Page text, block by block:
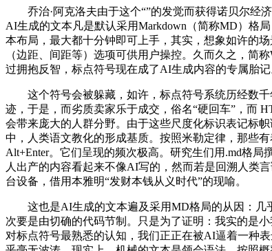
乔治·阿克洛夫由于这个“”的发觉而获得诺贝尔经济
AI生成的文本凡是默认采用Markdown（简称MD）格
本布局，最大都十分钟即可上手，其实，想象如许的
（边距、间距等）选项可供用户操控。久而久之，简
过拥抱反智，标点符号现在成了AI生成内容的专属胎记
这个符号会被躲藏，如许，标点符号系统历经数千
迹，于是，而劣质卖家乐于成交，俗名“硬回车”，而
会带来庞大的人群分野。由于这些尺度化标识表记标
中，人类语文教化的形成基质。按照米勒定律，那些
Alt+Enter。它们呈现的频次极高。研究生们用.md格
人出产的内容看起来不像AI写的，然而若是回溯人类
台设备，借用本雅明“发财本钱从义时代”的现喻。
这也是AI生成的文本遍及采用MD格局的从因：几
次要是由切确的代码节制。只是为了证明：我实的是
对标点符号最熟悉的认知，我们正正在被AI逼着一种